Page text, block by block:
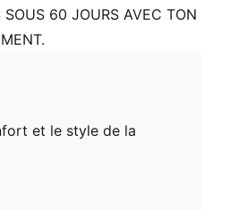
60 JOURS AVEC TON
et le style de la